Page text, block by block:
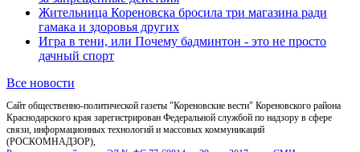
Жительница Кореновска бросила три магазина ради
гамака и здоровья других
Игра в тени, или Почему бадминтон - это не просто
дачный спорт
Все новости
Сайт общественно-политической газеты "Кореновские вести" Кореновского района
Краснодарского края зарегистрирован Федеральной службой по надзору в сфере
связи, информационных технологий и массовых коммуникаций
(РОСКОМНАДЗОР),